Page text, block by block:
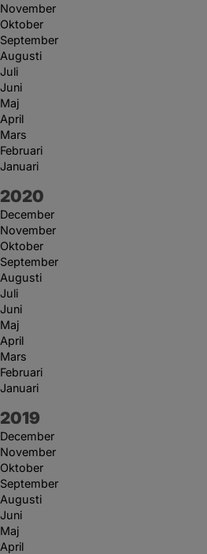
November
Oktober
September
Augusti
Juli
Juni
Maj
April
Mars
Februari
Januari
År:
2020
December
November
Oktober
September
Augusti
Juli
Juni
Maj
April
Mars
Februari
Januari
År:
2019
December
November
Oktober
September
Augusti
Juni
Maj
April